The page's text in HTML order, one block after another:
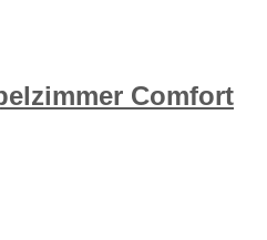
Comfort